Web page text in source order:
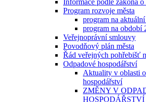
Program rozvoje města
program na
program na období
Veřejnoprávní smlouvy
Povodňový plán města
Řád veřejných pohřebišť
Odpadové hospodářství
Aktuality v oblasti
hospodářství
ZMĚNY V
HOSPODÁŘSTVÍ